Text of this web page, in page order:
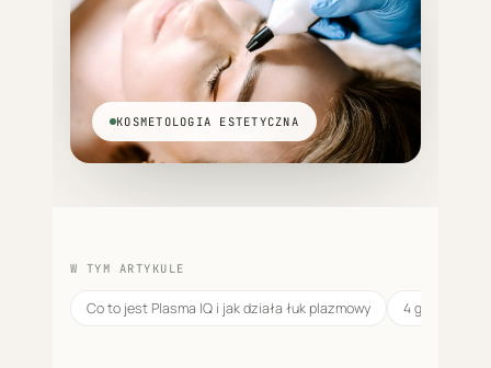
KOSMETOLOGIA ESTETYCZNA
W TYM ARTYKULE
Co to jest Plasma IQ i jak działa łuk plazmowy 4 główne